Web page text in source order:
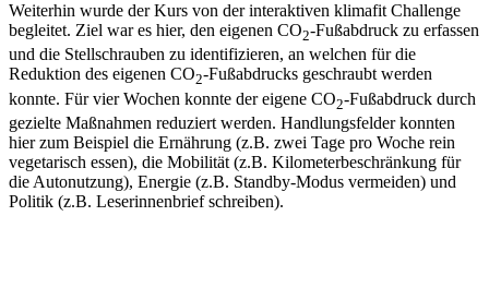
Weiterhin wurde der Kurs von der interaktiven klimafit Challenge
begleitet. Ziel war es hier, den eigenen CO2-Fußabdruck zu erfassen
und die Stellschrauben zu identifizieren, an welchen für die
Reduktion des eigenen CO2-Fußabdrucks geschraubt werden
konnte. Für vier Wochen konnte der eigene CO2-Fußabdruck durch
gezielte Maßnahmen reduziert werden. Handlungsfelder konnten
hier zum Beispiel die Ernährung (z.B. zwei Tage pro Woche rein
vegetarisch essen), die Mobilität (z.B. Kilometerbeschränkung für
die Autonutzung), Energie (z.B. Standby-Modus vermeiden) und
Politik (z.B. Leserinnenbrief schreiben).